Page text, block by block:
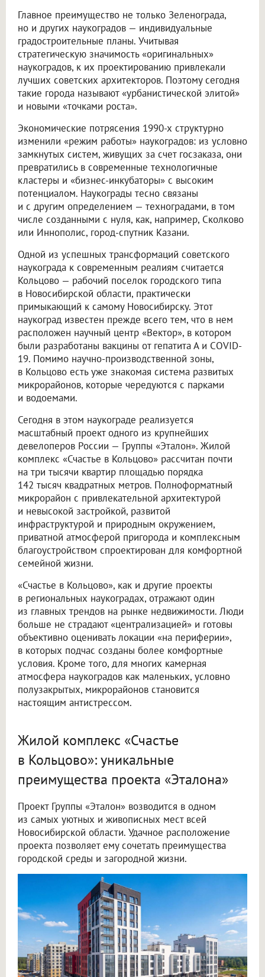
Главное преимущество не только Зеленограда,
но и других наукоградов — индивидуальные
градостроительные планы. Учитывая
стратегическую значимость «оригинальных»
наукоградов, к их проектированию привлекали
лучших советских архитекторов. Поэтому сегодня
такие города называют «урбанистической элитой»
и новыми «точками роста».
Экономические потрясения 1990-х структурно
изменили «режим работы» наукоградов: из условно
замкнутых систем, живущих за счет госзаказа, они
превратились в современные технологичные
кластеры и «бизнес-инкубаторы» с высоким
потенциалом. Наукограды тесно связаны
и с другим определением — техноградами, в том
числе созданными с нуля, как, например, Сколково
или Иннополис, город-спутник Казани.
Одной из успешных трансформаций советского
наукограда к современным реалиям считается
Кольцово — рабочий поселок городского типа
в Новосибирской области, практически
примыкающий к самому Новосибирску. Этот
наукоград известен прежде всего тем, что в нем
расположен научный центр «Вектор», в котором
были разработаны вакцины от гепатита А и COVID-
19. Помимо научно-производственной зоны,
в Кольцово есть уже знакомая система развитых
микрорайонов, которые чередуются с парками
и водоемами.
Сегодня в этом наукограде реализуется
масштабный проект одного из крупнейших
девелоперов России — Группы «Эталон». Жилой
комплекс «Счастье в Кольцово» рассчитан почти
на три тысячи квартир площадью порядка
142 тысяч квадратных метров. Полноформатный
микрорайон с привлекательной архитектурой
и невысокой застройкой, развитой
инфраструктурой и природным окружением,
приватной атмосферой пригорода и комплексным
благоустройством спроектирован для комфортной
семейной жизни.
«Счастье в Кольцово», как и другие проекты
в региональных наукоградах, отражают один
из главных трендов на рынке недвижимости. Люди
больше не страдают «централизацией» и готовы
объективно оценивать локации «на периферии»,
в которых подчас созданы более комфортные
условия. Кроме того, для многих камерная
атмосфера наукоградов как маленьких, условно
полузакрытых, микрорайонов становится
настоящим антистрессом.
Жилой комплекс «Счастье
в Кольцово»: уникальные
преимущества проекта «Эталона»
Проект Группы «Эталон» возводится в одном
из самых уютных и живописных мест всей
Новосибирской области. Удачное расположение
проекта позволяет ему сочетать преимущества
городской среды и загородной жизни.